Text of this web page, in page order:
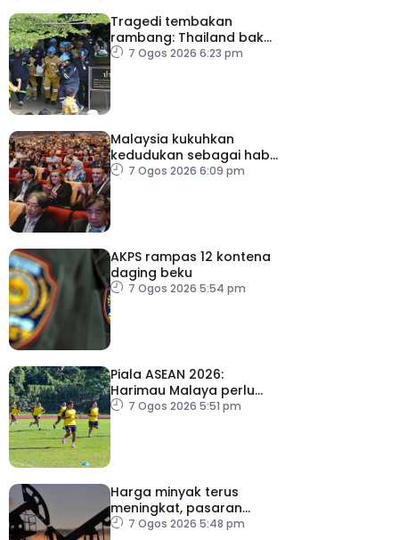
Tragedi tembakan
rambang: Thailand bakal
umum pelan tindakan
7 Ogos 2026 6:23 pm
Malaysia kukuhkan
kedudukan sebagai hab
acara perniagaan
7 Ogos 2026 6:09 pm
AKPS rampas 12 kontena
daging beku
7 Ogos 2026 5:54 pm
Piala ASEAN 2026:
Harimau Malaya perlu
lebih agresif
7 Ogos 2026 5:51 pm
Harga minyak terus
meningkat, pasaran
saham merosot ekoran
7 Ogos 2026 5:48 pm